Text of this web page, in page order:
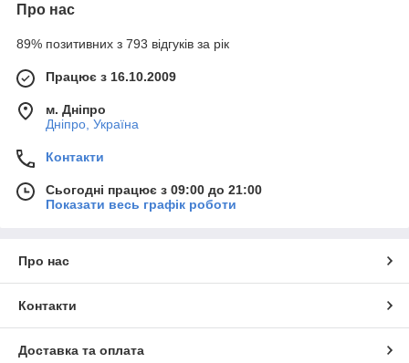
Про нас
89% позитивних з 793 відгуків за рік
Працює з 16.10.2009
м. Дніпро
Дніпро, Україна
Контакти
Сьогодні працює з 09:00 до 21:00
Показати весь графік роботи
Про нас
Контакти
Доставка та оплата